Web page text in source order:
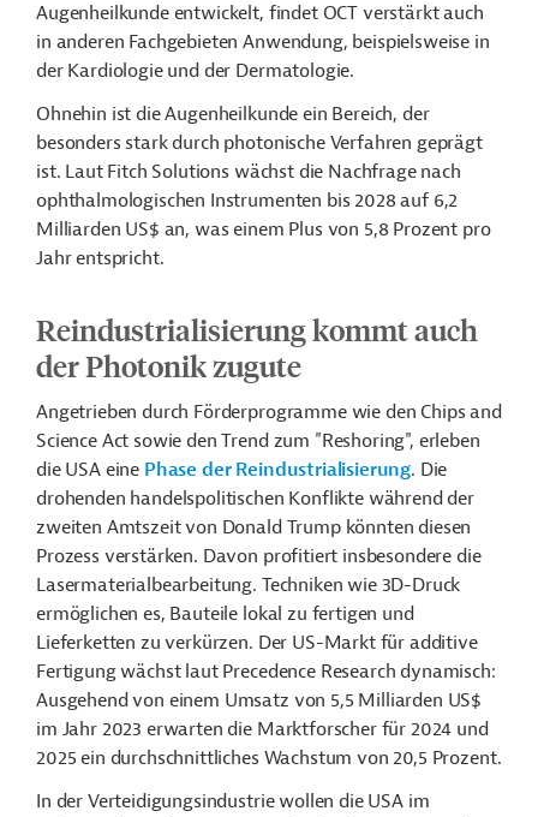
Augenheilkunde entwickelt, findet OCT verstärkt auch
in anderen Fachgebieten Anwendung, beispielsweise in
der Kardiologie und der Dermatologie.
Ohnehin ist die Augenheilkunde ein Bereich, der
besonders stark durch photonische Verfahren geprägt
ist. Laut Fitch Solutions wächst die Nachfrage nach
ophthalmologischen Instrumenten bis 2028 auf 6,2
Milliarden US$ an, was einem Plus von 5,8 Prozent pro
Jahr entspricht.
Reindustrialisierung kommt auch
der Photonik zugute
Angetrieben durch Förderprogramme wie den Chips and
Science Act sowie den Trend zum "Reshoring", erleben
die USA eine Phase der Reindustrialisierung. Die
drohenden handelspolitischen Konflikte während der
zweiten Amtszeit von Donald Trump könnten diesen
Prozess verstärken. Davon profitiert insbesondere die
Lasermaterialbearbeitung. Techniken wie 3D-Druck
ermöglichen es, Bauteile lokal zu fertigen und
Lieferketten zu verkürzen. Der US-Markt für additive
Fertigung wächst laut Precedence Research dynamisch:
Ausgehend von einem Umsatz von 5,5 Milliarden US$
im Jahr 2023 erwarten die Marktforscher für 2024 und
2025 ein durchschnittliches Wachstum von 20,5 Prozent.
In der Verteidigungsindustrie wollen die USA im